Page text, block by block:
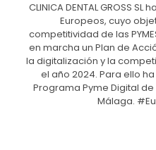
CLINICA DENTAL GROSS
Europeos, cuyo
competitividad de las
en marcha un Plan de
la digitalización y la
el año 2024. Para ello
Programa Pyme Digital
Málaga.